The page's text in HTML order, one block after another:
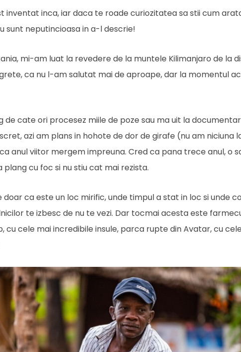
inventat inca, iar daca te roade curiozitatea sa stii cum
sunt neputincioasa in a-l descrie!
mi-am luat la revedere de la muntele Kilimanjaro de la
ca nu l-am salutat mai de aproape, dar la momentul
de cate ori procesez miile de poze sau ma uit la
azi am plans in hohote de dor de girafe (nu am niciuna
anul viitor mergem impreuna. Cred ca pana trece anul, o
cu foc si nu stiu cat mai rezista.
doar ca este un loc mirific, unde timpul a stat in loc si unde
te izbesc de nu te vezi. Dar tocmai acesta este
cu cele mai incredibile insule, parca rupte din Avatar, cu